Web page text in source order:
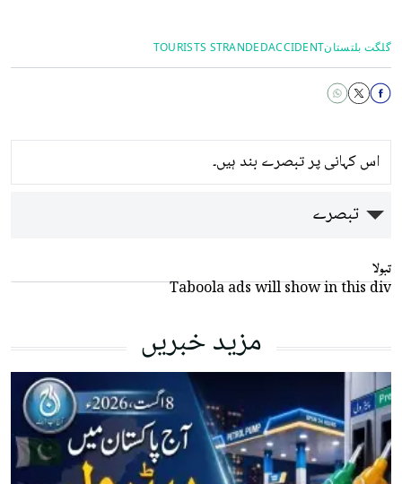
گلگت بلتستانACCIDENT
TOURISTS STRANDED
اس کہانی پر تبصرے بند ہیں۔
تبصرے
تبولا
Taboola ads will show in this div
مزید خبریں